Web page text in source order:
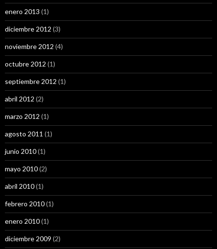
enero 2013 (1)
diciembre 2012 (3)
noviembre 2012 (4)
octubre 2012 (1)
septiembre 2012 (1)
abril 2012 (2)
marzo 2012 (1)
agosto 2011 (1)
junio 2010(1)
mayo 2010(2)
abril 2010(1)
febrero 2010(1)
enero 2010(1)
diciembre 2009 (2)